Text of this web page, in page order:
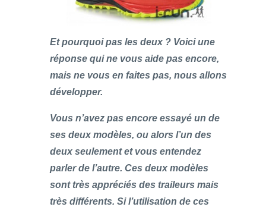
Et pourquoi pas les deux ? Voici une
réponse qui ne vous aide pas encore,
mais ne vous en faites pas, nous allons
développer.
Vous n’avez pas encore essayé un de
ses deux modèles, ou alors l’un des
deux seulement et vous entendez
parler de l’autre. Ces deux modèles
sont très appréciés des traileurs mais
très différents. Si l’utilisation de ces